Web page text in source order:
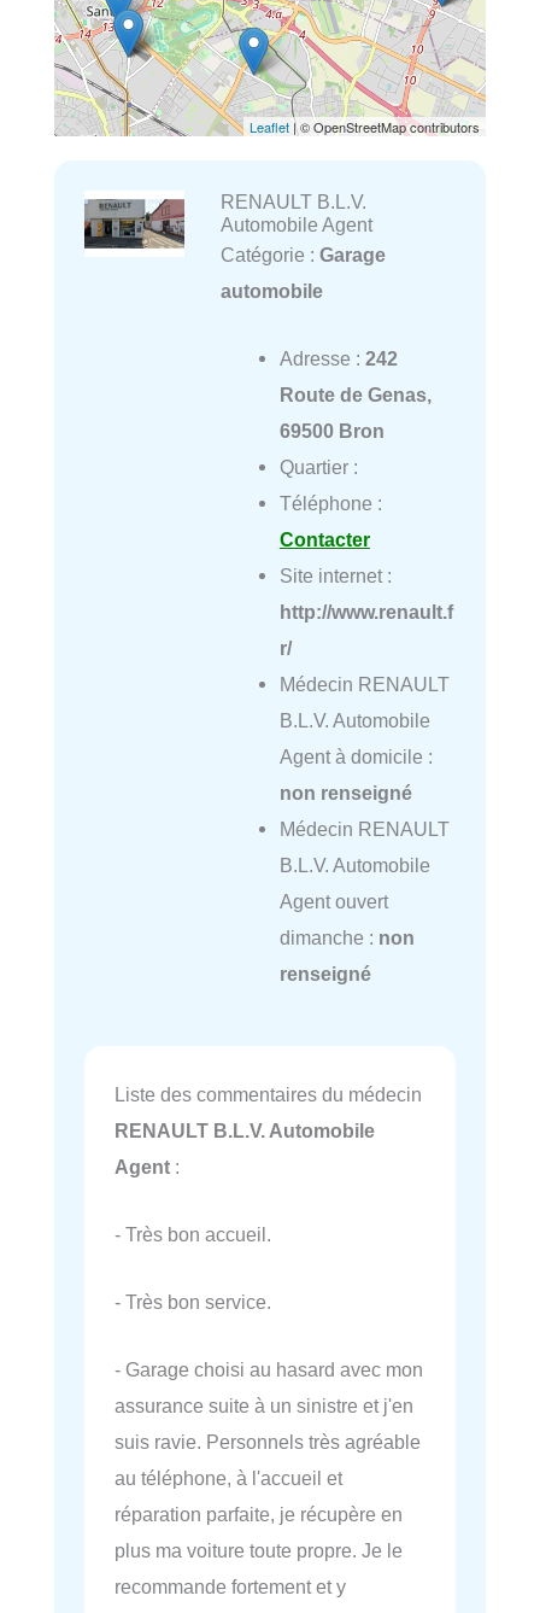
Leaflet | © OpenStreetMap contributors
RENAULT B.L.V.
Automobile Agent
Catégorie : Garage
automobile
Adresse : 242
Route de Genas,
69500 Bron
Quartier :
Téléphone :
Contacter
Site internet :
http://www.renault.f
r/
Médecin RENAULT
B.L.V. Automobile
Agent à domicile :
non renseigné
Médecin RENAULT
B.L.V. Automobile
Agent ouvert
dimanche : non
renseigné
Liste des commentaires du médecin
RENAULT B.L.V. Automobile
Agent :
- Très bon accueil.
- Très bon service.
- Garage choisi au hasard avec mon
assurance suite à un sinistre et j'en
suis ravie. Personnels très agréable
au téléphone, à l'accueil et
réparation parfaite, je récupère en
plus ma voiture toute propre. Je le
recommande fortement et y